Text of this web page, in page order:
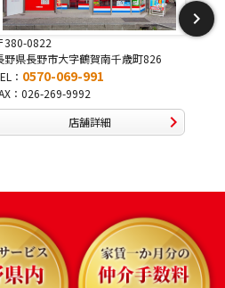
〒381-2243
長野県長野市稲里1-5-25
TEL：0570-067-878
FAX：026-286-7888